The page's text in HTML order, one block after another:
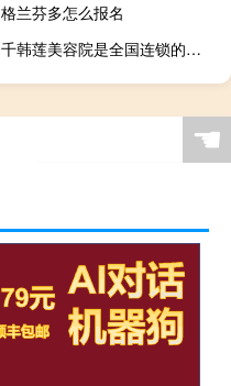
格兰芬多怎么报名
千韩莲美容院是全国连锁的吗（千韩）
☚